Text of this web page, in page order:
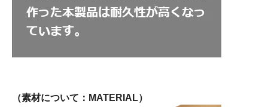
（素材について：MATERIAL）